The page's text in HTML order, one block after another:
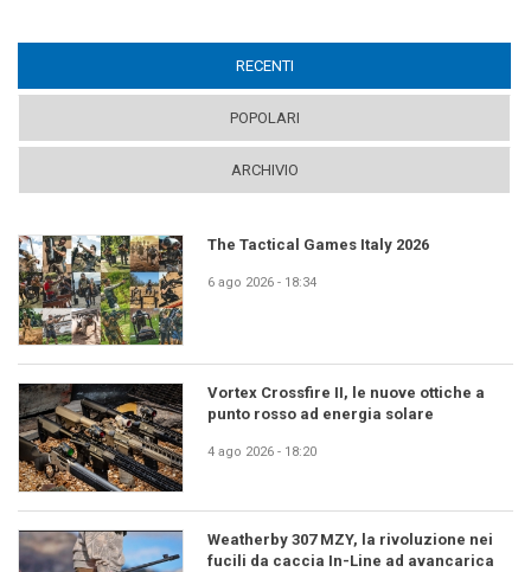
RECENTI
POPOLARI
ARCHIVIO
The Tactical Games Italy 2026
6 ago 2026 - 18:34
Vortex Crossfire II, le nuove ottiche a
punto rosso ad energia solare
4 ago 2026 - 18:20
Weatherby 307 MZY, la rivoluzione nei
fucili da caccia In-Line ad avancarica